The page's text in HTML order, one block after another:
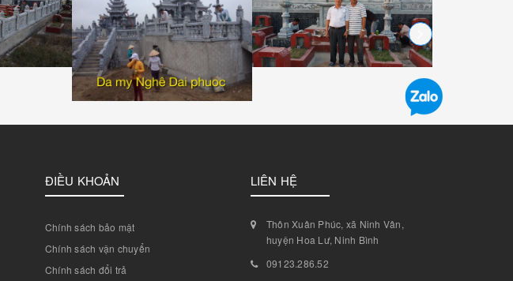
ĐIỀU KHOẢN
Chính sách bảo mật
Chính sách vận chuyển
Chính sách đổi trả
LIÊN HỆ
Thôn Xuân Phúc, xã Ninh Vân,
huyện Hoa Lư, Ninh Bình
09123.286.52